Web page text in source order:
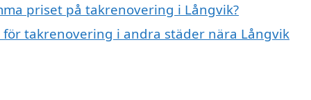
priset på takrenovering i Långvik?
för takrenovering i andra städer nära Långvik